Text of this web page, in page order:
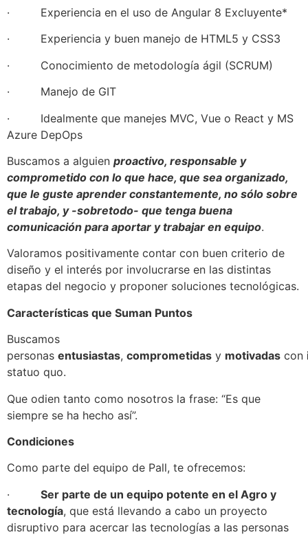
· Experiencia en el uso de Angular 8 Excluyente*
· Experiencia y buen manejo de HTML5 y CSS3
· Conocimiento de metodología ágil (SCRUM)
· Manejo de GIT
· Idealmente que manejes MVC, Vue o React y MS
Azure DepOps
Buscamos a alguien proactivo, responsable y
comprometido con lo que hace, que sea organizado,
que le guste aprender constantemente, no sólo sobre
el trabajo, y -sobretodo- que tenga buena
comunicación para aportar y trabajar en equipo.
Valoramos positivamente contar con buen criterio de
diseño y el interés por involucrarse en las distintas
etapas del negocio y proponer soluciones tecnológicas.
Características que Suman Puntos
Buscamos
personas entusiastas, comprometidas y motivadas con
statuo quo.
Que odien tanto como nosotros la frase: “Es que
siempre se ha hecho así”.
Condiciones
Como parte del equipo de Pall, te ofrecemos:
· Ser parte de un equipo potente en el Agro y
tecnología, que está llevando a cabo un proyecto
disruptivo para acercar las tecnologías a las personas